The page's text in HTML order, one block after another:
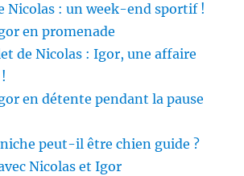
Nicolas : un week-end sportif !
en promenade
de Nicolas : Igor, une affaire
en détente pendant la pause
peut-il être chien guide ?
Nicolas et Igor